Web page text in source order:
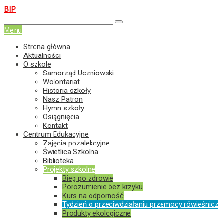
BIP
Menu
Strona główna
Aktualności
O szkole
Samorząd Uczniowski
Wolontariat
Historia szkoły
Nasz Patron
Hymn szkoły
Osiągnięcia
Kontakt
Centrum Edukacyjne
Zajęcia pozalekcyjne
Świetlica Szkolna
Biblioteka
Projekty szkolne
Bieg po zdrowie
Porozumienie bez krzyku
Kurs na odporność
Tydzień o przeciwdziałaniu przemocy
Produkty ekologiczne